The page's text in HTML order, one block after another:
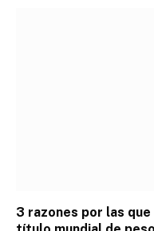
3 razones por las